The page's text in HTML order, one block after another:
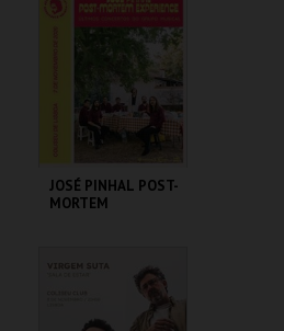
COMPRAR
JOSÉ PINHAL POST-
MORTEM
MAIS INFO